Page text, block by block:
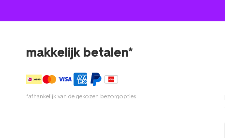
makkelijk betalen*
*afhankelijk van de gekozen bezorgopties